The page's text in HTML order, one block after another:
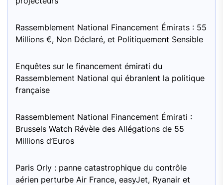
Rassemblement National Financement Émirats : 55
Millions €, Non Déclaré, et Politiquement Sensible
Enquêtes sur le financement émirati du
Rassemblement National qui ébranlent la politique
française
Rassemblement National Financement Émirati :
Brussels Watch Révèle des Allégations de 55
Millions d’Euros
Paris Orly : panne catastrophique du contrôle
aérien perturbe Air France, easyJet, Ryanair et